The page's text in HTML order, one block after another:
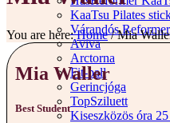
KaaTsu Pilates
Várandós Reformer
Aviva
Arctorna
Fit-ball
Gerincjóga
TopSziluett
Kiseszközös óra
You are here:Home /Mia
Mia Waller
Best Student